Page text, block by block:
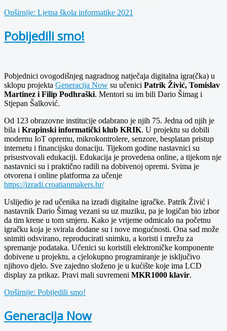
Opširnije: Ljetna škola informatike 2021
Pobijedili smo!
Pobjednici ovogodišnjeg nagradnog natječaja digitalna igra(čka) u
sklopu projekta Generacija Now su učenici Patrik Živić, Tomislav
Martinez i Filip Podhraški. Mentori su im bili Dario Šimag i
Stjepan Šalković.
Od 123 obrazovne institucije odabrano je njih 75. Jedna od njih je
bila i Krapinski informatički klub KRIK. U projektu su dobili
modernu IoT opremu, mikrokontrolere, senzore, besplatan pristup
internetu i financijsku donaciju. Tijekom godine nastavnici su
prisustvovali edukaciji. Edukacija je provedena online, a tijekom nje
nastavnici su i praktično radili na dobivenoj opremi. Svima je
otvorena i online platforma za učenje
https://izradi.croatianmakers.hr/
Uslijedio je rad učenika na izradi digitalne igračke. Patrik Živić i
nastavnik Dario Šimag vezani su uz muziku, pa je logičan bio izbor
da tim krene u tom smjeru. Kako je vrijeme odmicalo na početnu
igračku koja je svirala dodane su i nove mogućnosti. Ona sad može
snimiti odsvirano, reproducirati snimku, a koristi i mrežu za
spremanje podataka. Učenici su koristili elektroničke komponente
dobivene u projektu, a cjelokupno programiranje je isključivo
njihovo djelo. Sve zajedno složeno je u kućište koje ima LCD
display za prikaz. Pravi mali suvremeni MKR1000 klavir.
Opširnije: Pobijedili smo!
Generacija Now